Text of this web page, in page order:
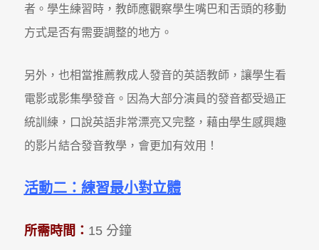
者。學生練習時，教師應觀察學生嘴巴和舌頭的移動
方式是否有需要調整的地方。
另外，也相當推薦教成人發音的英語教師，讓學生看
電影或影集學發音。因為大部分演員的發音都受過正
統訓練，口說英語非常漂亮又完整，藉由學生感興趣
的影片結合發音教學，會更加有效用！
活動二： 練習最小對立體
所需時間： 15 分鐘